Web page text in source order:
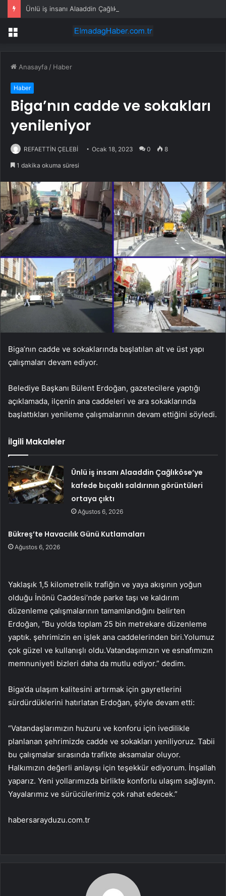
Menü
Anasayfa / Haber
Haber
Biga’nın cadde ve sokakları
yenileniyor
REFAETTİN ÇELEBİ Ocak 18, 2023 0 8
1 dakika okuma süresi
Biga’nın cadde ve sokaklarında başlatılan alt ve üst yapı
çalışmaları devam ediyor.
Belediye Başkanı Bülent Erdoğan, gazetecilere yaptığı
açıklamada, ilçenin ana caddeleri ve ara sokaklarında
başlattıkları yenileme çalışmalarının devam ettiğini söyledi.
İlgili Makaleler
Ünlü iş insanı Alaaddin Çağlıköse’ye
kafede bıçaklı saldırının görüntüleri
ortaya çıktı
Ağustos 6, 2026
Bükreş’te Havacılık Günü Kutlamaları
Ağustos 6, 2026
Yaklaşık 1,5 kilometrelik trafiğin ve yaya akışının yoğun
olduğu İnönü Caddesi’nde parke taşı ve kaldırım
düzenleme çalışmalarının tamamlandığını belirten
Erdoğan, “Bu yolda toplam 25 bin metrekare düzenleme
yaptık. şehrimizin en işlek ana caddelerinden biri.Yolumuz
çok güzel ve kullanışlı oldu.Vatandaşımızın ve esnafımızın
memnuniyeti bizleri daha da mutlu ediyor.” dedim.
Biga’da ulaşım kalitesini artırmak için gayretlerini
sürdürdüklerini hatırlatan Erdoğan, şöyle devam etti:
“Vatandaşlarımızın huzuru ve konforu için ivedilikle
planlanan şehrimizde cadde ve sokakları yeniliyoruz. Tabii
bu çalışmalar sırasında trafikte aksamalar oluyor.
Halkımızın değerli anlayışı için teşekkür ediyorum. İnşallah
yaparız. Yeni yollarımızda birlikte konforlu ulaşım sağlayın.
Yayalarımız ve sürücülerimiz çok rahat edecek.”
habersarayduzu.com.tr